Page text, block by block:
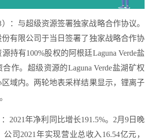
：与超级资源签署独家战略合作协议。
有限公司于当日签署了独家战略合作协
持有100%股权的阿根廷Laguna Verde盐
作。超级资源的Laguna Verde盐湖矿权
区域内。两轮地表采样结果显示，锂离子
2021年净利同比增长191.5%。2月9日晚
司2021年实现营业总收入16.54亿元，